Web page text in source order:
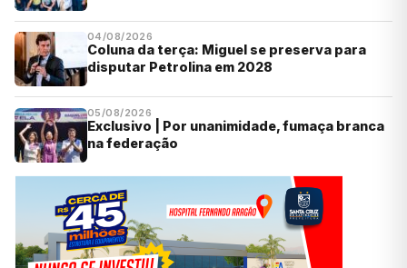
04/08/2026
Coluna da terça: Miguel se preserva para
disputar Petrolina em 2028
05/08/2026
Exclusivo | Por unanimidade, fumaça branca
na federação